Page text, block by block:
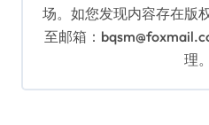
场。如您发现内容存在版
至邮箱：
理。